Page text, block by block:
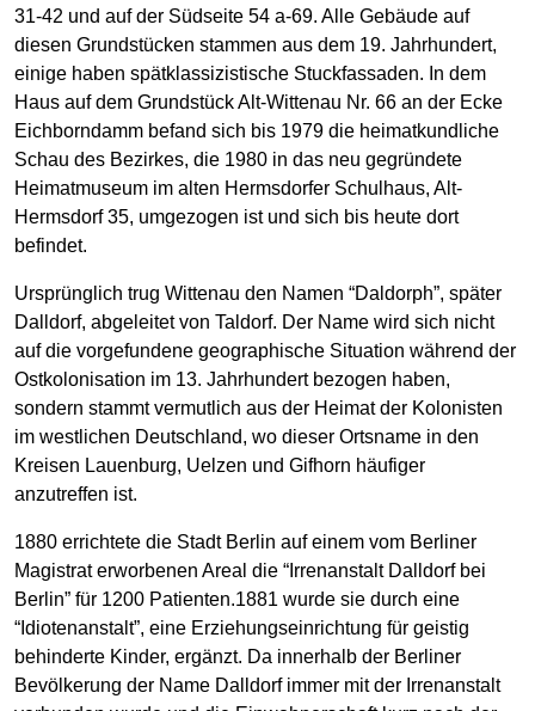
31-42 und auf der Südseite 54 a-69. Alle Gebäude auf
diesen Grundstücken stammen aus dem 19. Jahrhundert,
einige haben spätklassizistische Stuckfassaden. In dem
Haus auf dem Grundstück Alt-Wittenau Nr. 66 an der Ecke
Eichborndamm befand sich bis 1979 die heimatkundliche
Schau des Bezirkes, die 1980 in das neu gegründete
Heimatmuseum im alten Hermsdorfer Schulhaus, Alt-
Hermsdorf 35, umgezogen ist und sich bis heute dort
befindet.
Ursprünglich trug Wittenau den Namen “Daldorph”, später
Dalldorf, abgeleitet von Taldorf. Der Name wird sich nicht
auf die vorgefundene geographische Situation während der
Ostkolonisation im 13. Jahrhundert bezogen haben,
sondern stammt vermutlich aus der Heimat der Kolonisten
im westlichen Deutschland, wo dieser Ortsname in den
Kreisen Lauenburg, Uelzen und Gifhorn häufiger
anzutreffen ist.
1880 errichtete die Stadt Berlin auf einem vom Berliner
Magistrat erworbenen Areal die “Irrenanstalt Dalldorf bei
Berlin” für 1200 Patienten.1881 wurde sie durch eine
“Idiotenanstalt”, eine Erziehungseinrichtung für geistig
behinderte Kinder, ergänzt. Da innerhalb der Berliner
Bevölkerung der Name Dalldorf immer mit der Irrenanstalt